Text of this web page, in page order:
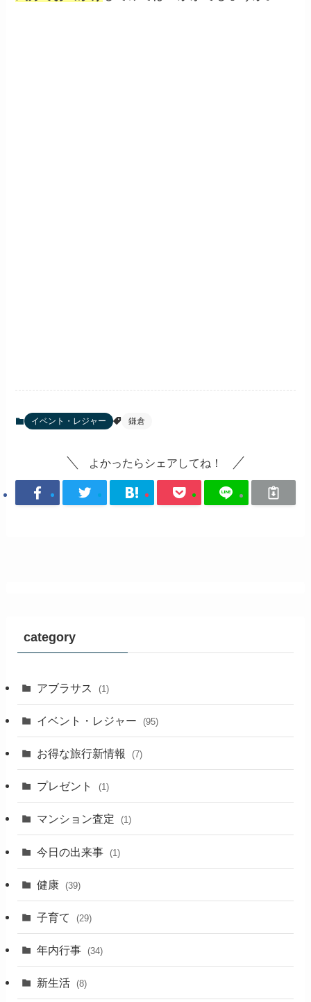
イベント・レジャー 鎌倉
よかったらシェアしてね！
category
アブラサス (1)
イベント・レジャー (95)
お得な旅行新情報 (7)
プレゼント (1)
マンション査定 (1)
今日の出来事 (1)
健康 (39)
子育て (29)
年内行事 (34)
新生活 (8)